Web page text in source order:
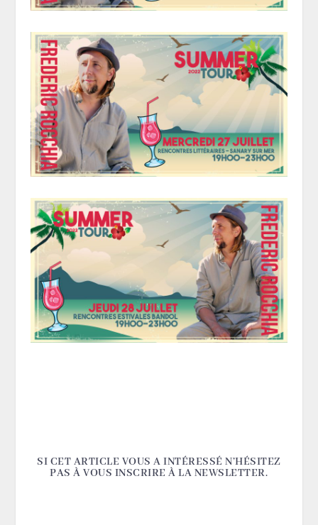
SI CET ARTICLE VOUS A INTÉRESSÉ N’HÉSITEZ
PAS À VOUS INSCRIRE À LA NEWSLETTER.